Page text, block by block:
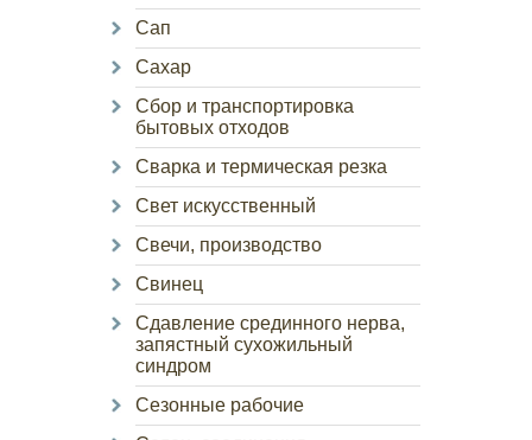
Сап
Сахар
Сбор и транспортировка
бытовых отходов
Сварка и термическая резка
Свет искусственный
Свечи, производство
Свинец
Сдавление срединного нерва,
запястный сухожильный
синдром
Сезонные рабочие